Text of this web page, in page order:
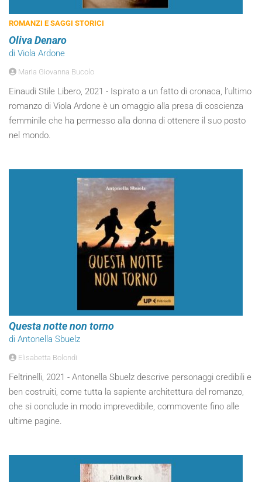
ROMANZI E SAGGI STORICI
Oliva Denaro
di Viola Ardone
Maria Giovanna Bucolo
Einaudi Stile Libero, 2021 - Ispirato a un fatto di cronaca, l’ultimo
romanzo di Viola Ardone è un omaggio alla presa di coscienza
femminile che ha permesso alla donna di ottenere il suo posto
nel mondo.
Questa notte non torno
di Antonella Sbuelz
Elisabetta Bolondi
Feltrinelli, 2021 - Antonella Sbuelz descrive personaggi credibili e
ben costruiti, come tutta la sapiente architettura del romanzo,
che si conclude in modo imprevedibile, commovente fino alle
ultime pagine.